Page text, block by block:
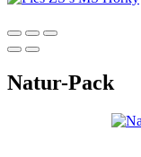
Natur-Pack